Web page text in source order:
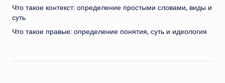
Что такое контекст: определение простыми словами, виды и
суть
Что такое правые: определение понятия, суть и идеология